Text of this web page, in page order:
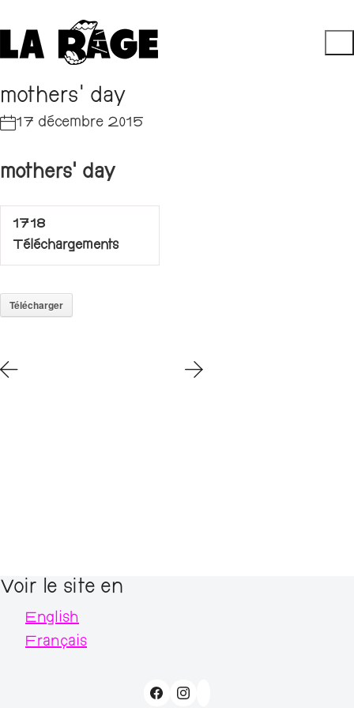
mothers’ day
17 décembre 2015
mothers’ day
1718
Téléchargements
Télécharger
Voir le site en
English
Français